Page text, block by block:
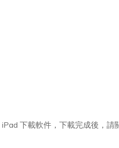
下載軟件，下載完成後，請